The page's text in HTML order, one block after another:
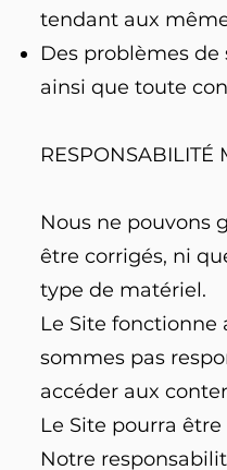
tendant aux
Des problèmes
ainsi que toute
RESPONSABILITÉ
Nous ne pouvons
être corrigés, ni
type de matériel.
Le Site fonctionne
sommes pas
accéder aux
Le Site pourra
Notre